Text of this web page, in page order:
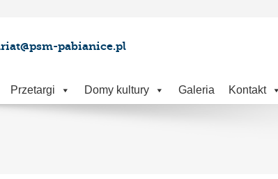
pabianice.pl
Przetargi Domy kultury Galeria Kontakt